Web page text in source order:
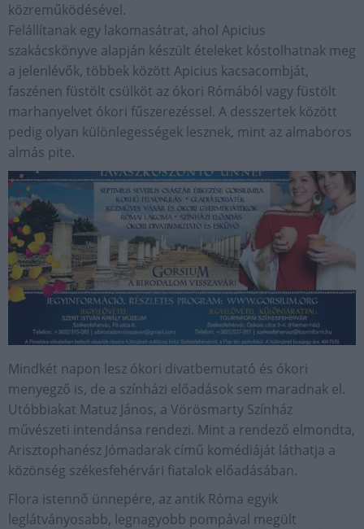
közreműködésével.
Felállítanak egy lakomasátrat, ahol Apicius
szakácskönyve alapján készült ételeket kóstolhatnak meg
a jelenlévők, többek között Apicius kacsacombját,
faszénen füstölt csülköt az ókori Rómából vagy füstölt
marhanyelvet ókori fűszerezéssel. A desszertek között
pedig olyan különlegességek lesznek, mint az almaboros
almás pite.
Mindkét napon lesz ókori divatbemutató és ókori
menyegző is, de a színházi előadások sem maradnak el.
Utóbbiakat Matuz János, a Vörösmarty Színház
művészeti intendánsa rendezi. Mint a rendező elmondta,
Arisztophanész Jómadarak című komédiáját láthatja a
közönség székesfehérvári fiatalok előadásában.
Flora istennő ünnepére, az antik Róma egyik
leglátványosabb, legnagyobb pompával megült